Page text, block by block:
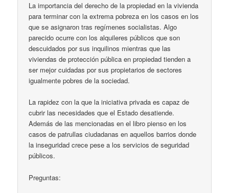
La importancia del derecho de la propiedad en la vivienda
para terminar con la extrema pobreza en los casos en los
que se asignaron tras regímenes socialistas. Algo
parecido ocurre con los alquileres públicos que son
descuidados por sus inquilinos mientras que las
viviendas de protección pública en propiedad tienden a
ser mejor cuidadas por sus propietarios de sectores
igualmente pobres de la sociedad.
La rapidez con la que la iniciativa privada es capaz de
cubrir las necesidades que el Estado desatiende.
Además de las mencionadas en el libro pienso en los
casos de patrullas ciudadanas en aquellos barrios donde
la inseguridad crece pese a los servicios de seguridad
públicos.
Preguntas: